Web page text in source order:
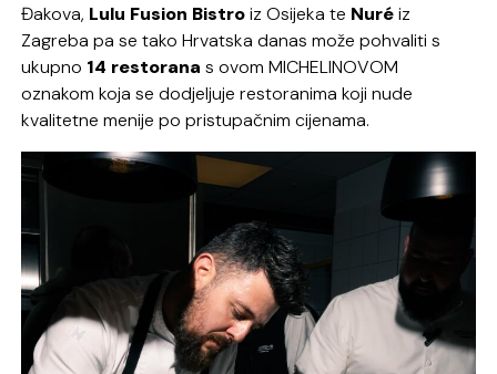
Đakova, Lulu Fusion Bistroiz Osijeka te Nuréiz
Zagreba pa se tako Hrvatska danas može pohvaliti s
ukupno 14 restorana s ovom MICHELINOVOM
oznakom koja se dodjeljuje restoranima koji nude
kvalitetne menije po pristupačnim cijenama.